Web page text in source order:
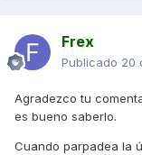
Frex
Publicado 20
Agradezco tu
es bueno saberlo.
Cuando parpadea la